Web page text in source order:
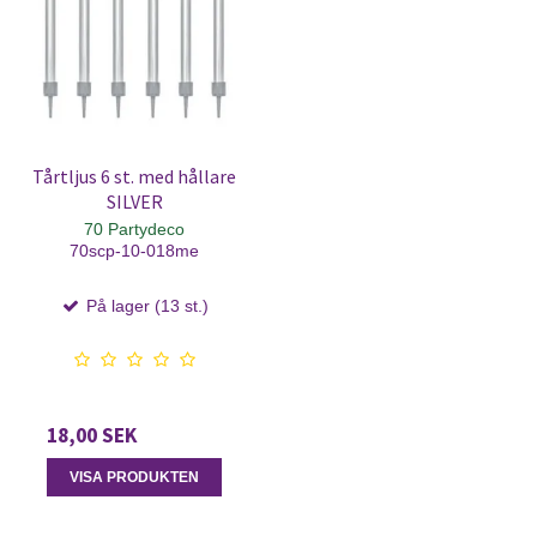
Tårtljus 6 st. med hållare
SILVER
70 Partydeco
70scp-10-018me
På lager (13 st.)
18,00 SEK
VISA PRODUKTEN